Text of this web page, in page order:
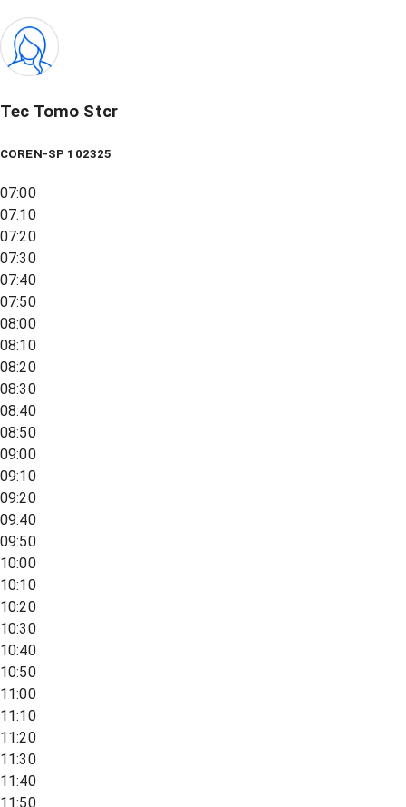
Tec Tomo Stcr
COREN-SP 102325
07:00
07:10
07:20
07:30
07:40
07:50
08:00
08:10
08:20
08:30
08:40
08:50
09:00
09:10
09:20
09:40
09:50
10:00
10:10
10:20
10:30
10:40
10:50
11:00
11:10
11:20
11:30
11:40
11:50